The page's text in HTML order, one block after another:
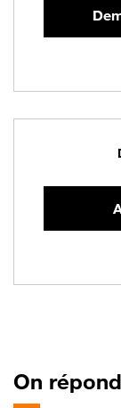
On